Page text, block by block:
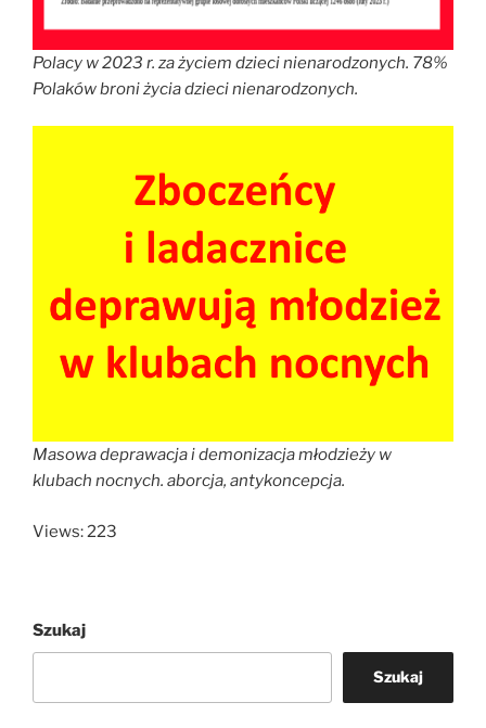
Polacy w 2023 r. za życiem dzieci nienarodzonych. 78%
Polaków broni życia dzieci nienarodzonych.
Masowa deprawacja i demonizacja młodzieży w
klubach nocnych. aborcja, antykoncepcja.
Views: 223
Szukaj
Szukaj